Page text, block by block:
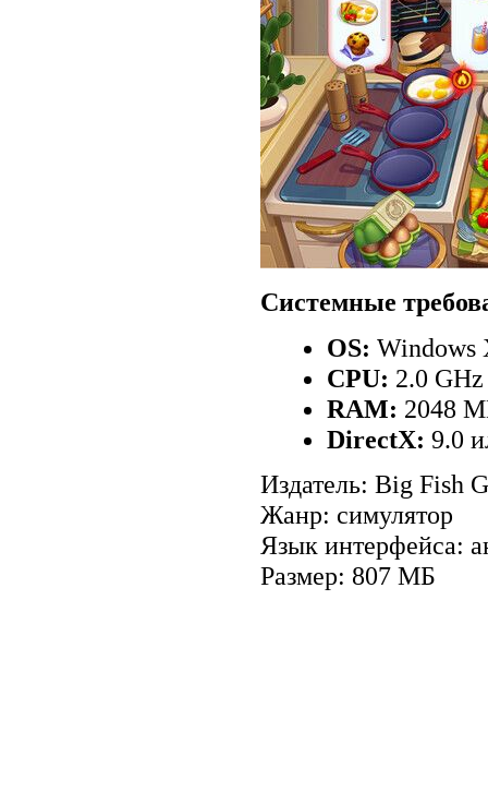
Системные
OS: Windows
CPU: 2.0 GHz
RAM: 2048
DirectX: 9.0
Издатель: Big Fish
Жанр: симулятор
Язык интерфейса:
Размер: 807 МБ